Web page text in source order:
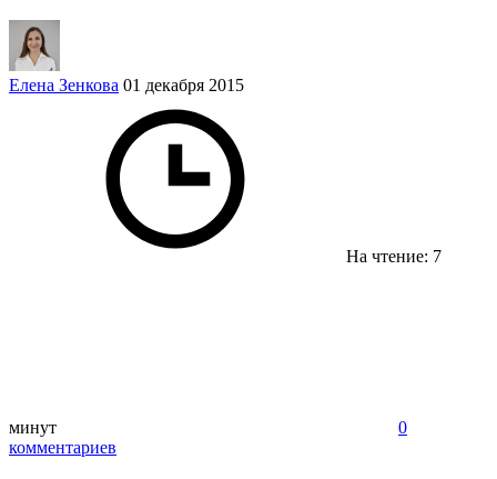
Елена Зенкова 01 декабря 2015
На чтение: 7
минут
0
комментариев